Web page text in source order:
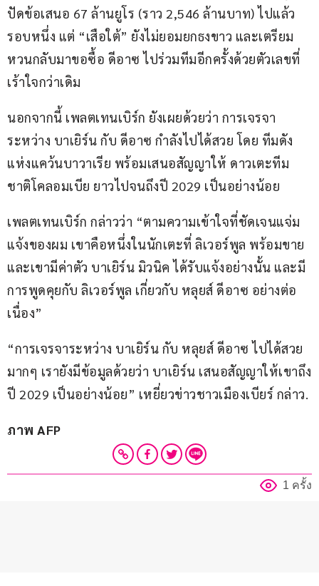
ปัดข้อเสนอ 67 ล้านยูโร (ราว 2,546 ล้านบาท) ไปแล้ว
รอบหนึ่ง แต่ “เสือใต้” ยังไม่ยอมยกธงขาว และเตรียม
หวนกลับมาขอซื้อ ดีอาซ ไปร่วมทีมอีกครั้งด้วยตัวเลขที่
เร้าใจกว่าเดิม
นอกจากนี้ เพลตเทนเบิร์ก ยังเผยด้วยว่า การเจรจา
ระหว่าง บาเยิร์น กับ ดีอาซ กำลังไปได้สวย โดย ทีมดัง
แห่งแคว้นบาวาเรีย พร้อมเสนอสัญญาให้ ดาวเตะทีม
ชาติโคลอมเบีย ยาวไปจนถึงปี 2029 เป็นอย่างน้อย
เพลตเทนเบิร์ก กล่าวว่า “ตามความเข้าใจที่ชัดเจนแจ่ม
แจ้งของผม เขาคือหนึ่งในนักเตะที่ ลิเวอร์พูล พร้อมขาย
และเขามีค่าตัว บาเยิร์น มิวนิค ได้รับแจ้งอย่างนั้น และมี
การพูดคุยกับ ลิเวอร์พูล เกี่ยวกับ หลุยส์ ดีอาซ อย่างต่อ
เนื่อง”
“การเจรจาระหว่าง บาเยิร์น กับ หลุยส์ ดีอาซ ไปได้สวย
มากๆ เรายังมีข้อมูลด้วยว่า บาเยิร์น เสนอสัญญาให้เขาถึง
ปี 2029 เป็นอย่างน้อย” เหยี่ยวข่าวชาวเมืองเบียร์ กล่าว.
ภาพ AFP
1 ครั้ง